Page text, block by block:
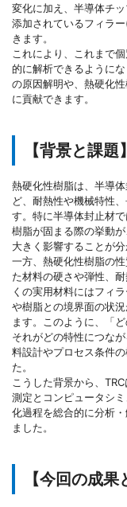
変化に加え、半導体チ
添加されているフィラ
きます。
これにより、これまで
的に解析できるように
の原因解明や、熱硬化
に貢献できます。
【背景と課題】
熱硬化性樹脂は、半導
ど、耐熱性や機械特性
す。特に半導体封止材
樹脂が固まる際の挙動
大きく影響することが分
一方、熱硬化性樹脂の
た材料の硬さや弾性、
くの実用材料にはフィ
や樹脂との境界面の状
ます。このように、「
それがどの特性につな
料設計やプロセス条件
た。
こうした背景から、
測定とコンピュータシ
化過程を総合的に分析
ました。
【今回の成果